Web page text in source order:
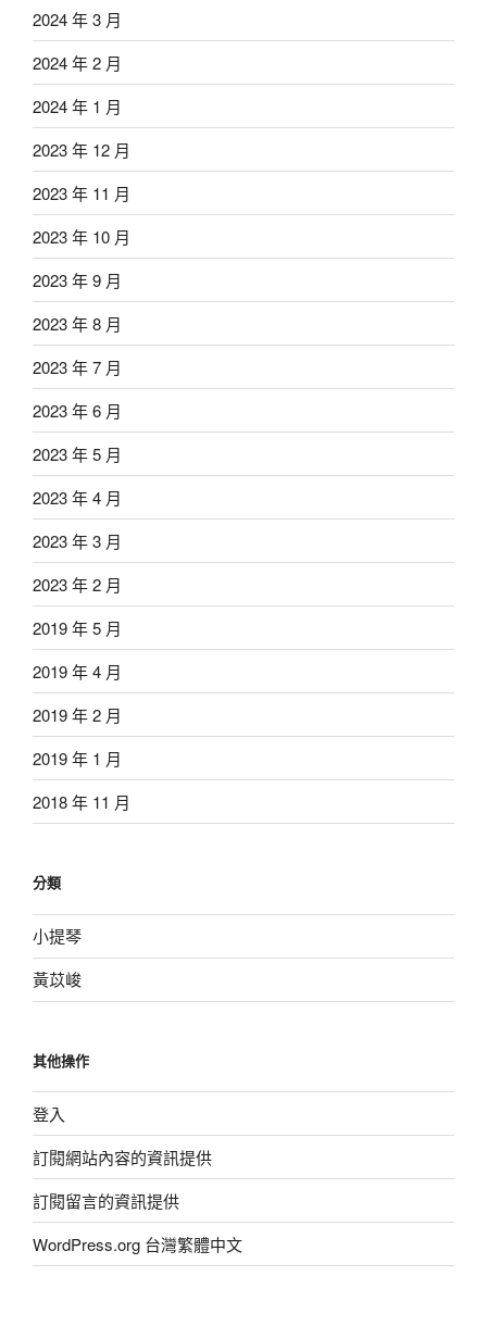
2024 年 3 月
2024 年 2 月
2024 年 1 月
2023 年 12 月
2023 年 11 月
2023 年 10 月
2023 年 9 月
2023 年 8 月
2023 年 7 月
2023 年 6 月
2023 年 5 月
2023 年 4 月
2023 年 3 月
2023 年 2 月
2019 年 5 月
2019 年 4 月
2019 年 2 月
2019 年 1 月
2018 年 11 月
分類
小提琴
黃苡峻
其他操作
登入
訂閱網站內容的資訊提供
訂閱留言的資訊提供
WordPress.org 台灣繁體中文